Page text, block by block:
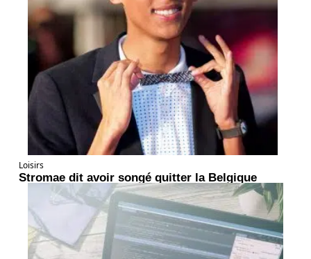
Loisirs
Stromae dit avoir songé quitter la Belgique